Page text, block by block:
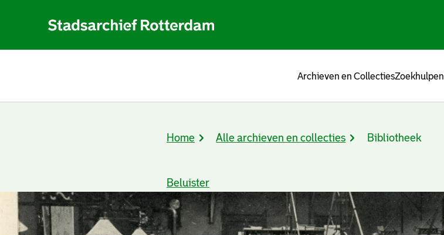
Archieven en CollectiesZoekhulpen
Kruimelpad
Home Alle archieven en collecties Bibliotheek
Beluister